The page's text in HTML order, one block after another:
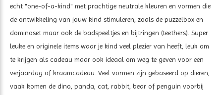
echt "one-of-a-kind" met prachtige neutrale kleuren en vormen die
de ontwikkeling van jouw kind stimuleren, zoals de puzzelbox en
dominoset maar ook de badspeeltjes en bijtringen (teethers). Super
leuke en originele items waar je kind veel plezier van heeft, leuk om
te krijgen als cadeau maar ook ideaal om weg te geven voor een
verjaardag of kraamcadeau. Veel vormen zijn gebaseerd op dieren,
vaak komen de dino, panda, cat, rabbit, bear of penguin voorbij